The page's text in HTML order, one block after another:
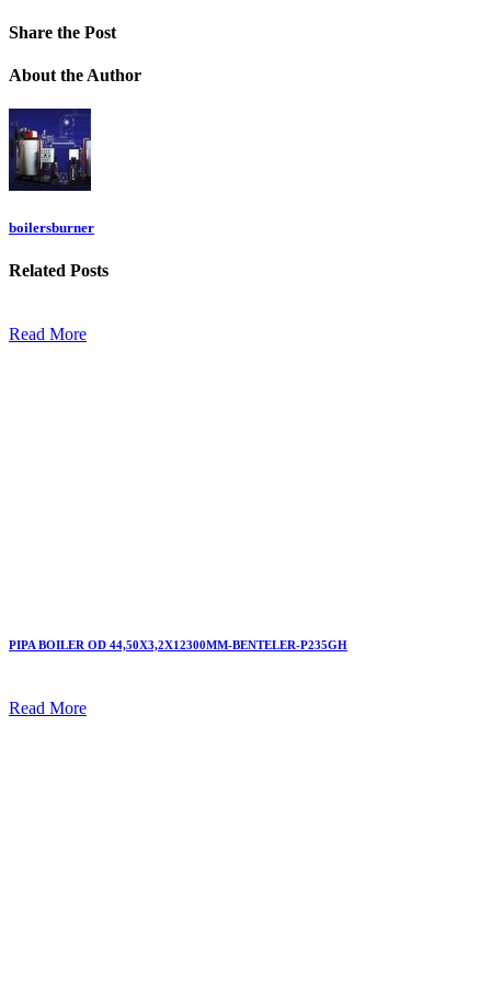
Share the Post
About the Author
boilersburner
Related Posts
Read More
PIPA BOILER OD 44,50X3,2X12300MM-BENTELER-P235GH
Read More